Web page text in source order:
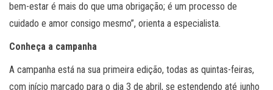
bem-estar é mais do que uma obrigação; é um processo de
cuidado e amor consigo mesmo”, orienta a especialista.
Conheça a campanha
A campanha está na sua primeira edição, todas as quintas-feiras,
com início marcado para o dia 3 de abril, se estendendo até junho